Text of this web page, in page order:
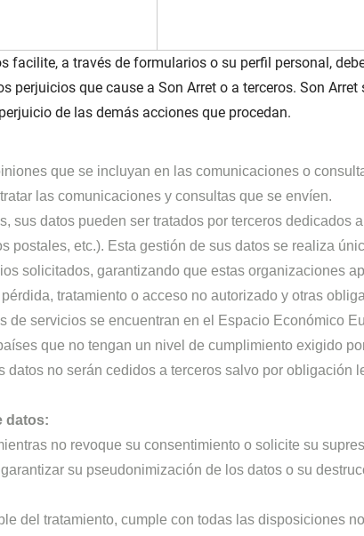
facilite, a través de formularios o su perfil personal,
perjuicios que cause a Son Arret o a terceros. Son
de las demás acciones que procedan.
que se incluyan en las comunicaciones o
las comunicaciones y consultas que se envíen.
sus datos pueden ser tratados por terceros
postales, etc.). Esta gestión de sus datos se realiza
solicitados, garantizando que estas organizaciones
tratamiento o acceso no autorizado y otras
de servicios se encuentran en el Espacio Económico
que no tengan un nivel de cumplimiento exigido
datos no serán cedidos a terceros salvo por
datos:
no revoque su consentimiento o solicite su
su pseudonimización de los datos o su
del tratamiento, cumple con todas las disposiciones